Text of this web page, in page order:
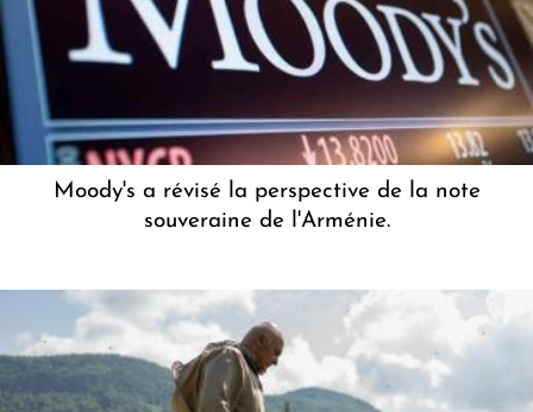
Moody's a révisé la perspective de la note
souveraine de l'Arménie.